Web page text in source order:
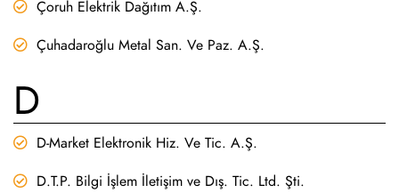
Çoruh Elektrik Dağıtım A.Ş.
Çuhadaroğlu Metal San. Ve Paz. A.Ş.
D
D-Market Elektronik Hiz. Ve Tic. A.Ş.
D.T.P. Bilgi İşlem İletişim ve Dış. Tic. Ltd. Şti.